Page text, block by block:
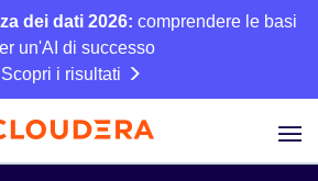
dei dati 2026: comprendere le basi
un'AI di successo
Scopri i risultati